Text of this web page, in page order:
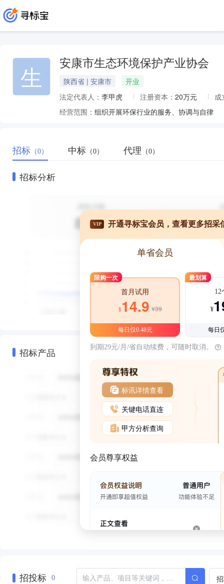
生 安康市生态环境保护产业协会
陕西省 | 安康市
开业
法定代表人： 李甲虎 注册资本： 20万元
成
经营范围： 组织开展环保行业的服务、协调与自律
招标 （0） 中标 （0） 代理 （0）
招标分析
招标产品
VIP 开通寻标宝会员，查看更多招采
单省会员
限购一次
首月试用
¥14.9 ¥39
每日仅0.48元
最划算
12
¥
每日
到期29元/月/省自动续费，可随时取消。
标讯详情查看
关键电话直连
甲方分析查询
会员尊享权益
招投标 0